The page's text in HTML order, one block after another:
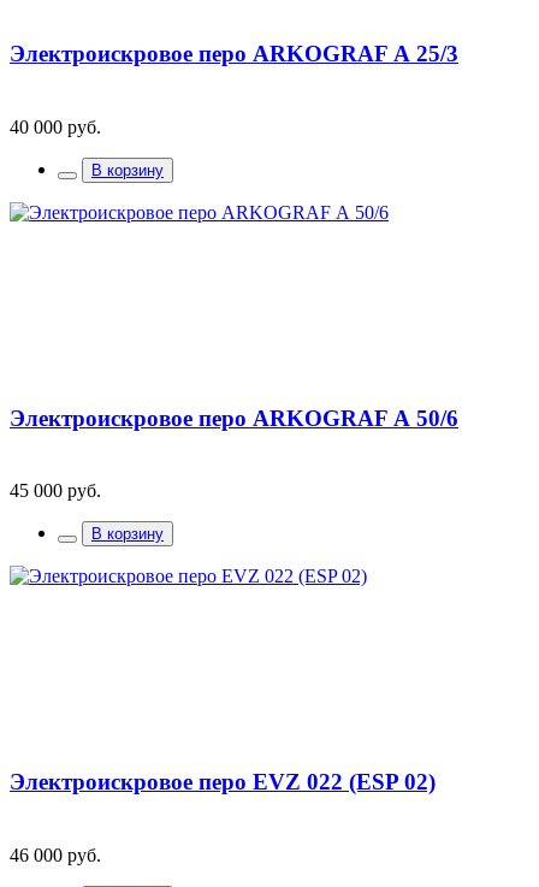
Электроискровое перо ARKOGRAF А 25/3
40 000 руб.
В корзину
Электроискровое перо ARKOGRAF А 50/6
45 000 руб.
В корзину
Электроискровое перо EVZ 022 (ESP 02)
46 000 руб.